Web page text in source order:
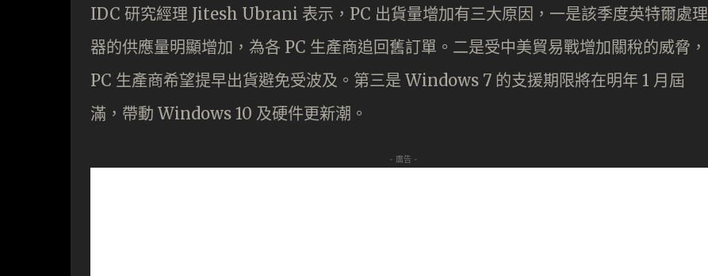
IDC 研究經理 Jitesh Ubrani 表示，PC 出貨量增加有三大原因，一是該季度英特爾處理
器的供應量明顯增加，為各 PC 生產商追回舊訂單。二是受中美貿易戰增加關稅的威脅，
PC 生產商希望提早出貨避免受波及。第三是 Windows 7 的支援期限將在明年 1 月屆
滿，帶動 Windows 10 及硬件更新潮。
- 廣告 -